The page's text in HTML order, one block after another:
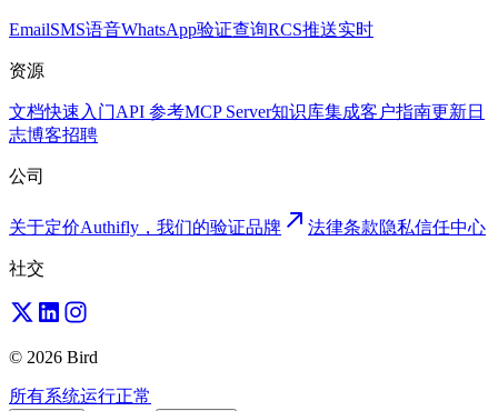
EmailSMS语音WhatsApp验证查询RCS推送实时
资源
文档快速入门API 参考MCP Server知识库集成客户指南更新日
志博客招聘
公司
关于定价Authifly，我们的验证品牌 法律条款隐私信任中心
社交
© 2026 Bird
所有系统运行正常